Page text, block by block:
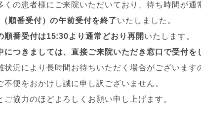
くの患者様にご来院いただいており、待ち時間が
順番受付）の午前受付を終了いたしました。
順番受付は15:30より通常どおり再開 いたします。
につきましては、直接ご来院いただき窓口で受付を
状況により長時間お待ちいただく場合がございます
不便をおかけし誠に申し訳ございません。
ご協力のほどよろしくお願い申し上げます。